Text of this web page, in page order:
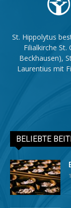
St. Hippolytus
Filialkirche
Beckhausen),
Laurentius mit
BELIEBTE